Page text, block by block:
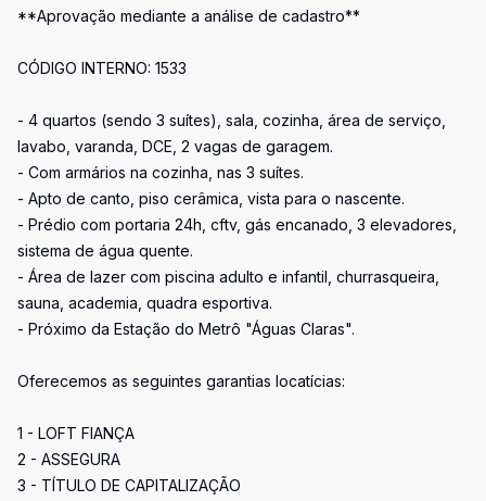
**Aprovação mediante a análise de cadastro**
CÓDIGO INTERNO: 1533
- 4 quartos (sendo 3 suítes), sala, cozinha, área de serviço,
lavabo, varanda, DCE, 2 vagas de garagem.
- Com armários na cozinha, nas 3 suítes.
- Apto de canto, piso cerâmica, vista para o nascente.
- Prédio com portaria 24h, cftv, gás encanado, 3 elevadores,
sistema de água quente.
- Área de lazer com piscina adulto e infantil, churrasqueira,
sauna, academia, quadra esportiva.
- Próximo da Estação do Metrô "Águas Claras".
Oferecemos as seguintes garantias locatícias:
1 - LOFT FIANÇA
2 - ASSEGURA
3 - TÍTULO DE CAPITALIZAÇÃO